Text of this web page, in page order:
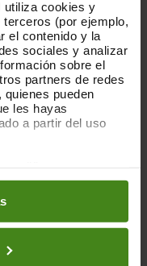
utiliza cookies y
(por ejemplo,
el contenido y la
sociales y analizar
sobre el
partners de redes
pueden
les hayas
a partir del uso
Política de Cookieso
que